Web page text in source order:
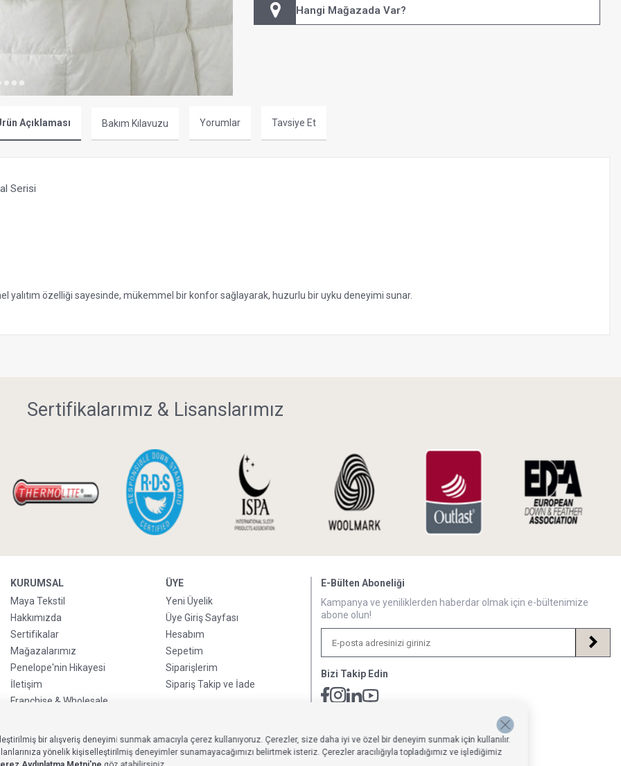
Hangi Mağazada Var?
Açıklaması Bakım Kılavuzu Yorumlar Tavsiye Et
Serisi
yalıtım özelliği sayesinde, mükemmel bir konfor sağlayarak, huzurlu bir uyku deneyimi sunar.
Sertifikalarımız & Lisanslarımız
KURUMSAL
Maya Tekstil
Hakkımızda
Sertifikalar
Mağazalarımız
Penelope'nin Hikayesi
İletişim
Franchise & Wholesale
Handicraft
Kurumsal Satış
ÜYE
Yeni Üyelik
Üye Giriş Sayfası
Hesabım
Sepetim
Siparişlerim
Sipariş Takip ve İade
E-Bülten Aboneliği
Kampanya ve yeniliklerden haberdar olmak için e-bültenimize
abone olun!
Bizi Takip Edin
Hafta İçi: 09:00 - 18:00
0850 640 1993
bir alışveriş deneyimi sunmak amacıyla çerez kullanıyoruz. Çerezler, size daha iyi ve özel bir deneyim sunmak için kullanılır.
yönelik kişiselleştirilmiş deneyimler sunamayacağımızı belirtmek isteriz. Çerezler aracılığıyla topladığımız ve işlediğimiz